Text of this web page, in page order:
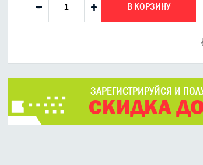
- + В КОРЗИНУ
ЗАРЕГИСТРИРУЙСЯ И
СКИДКА ДО